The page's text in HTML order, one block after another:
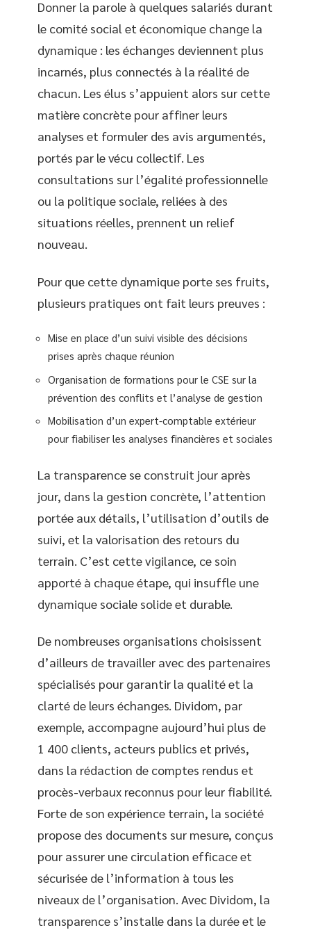
Donner la parole à quelques salariés durant
le comité social et économique change la
dynamique : les échanges deviennent plus
incarnés, plus connectés à la réalité de
chacun. Les élus s’appuient alors sur cette
matière concrète pour affiner leurs
analyses et formuler des avis argumentés,
portés par le vécu collectif. Les
consultations sur l’égalité professionnelle
ou la politique sociale, reliées à des
situations réelles, prennent un relief
nouveau.
Pour que cette dynamique porte ses fruits,
plusieurs pratiques ont fait leurs preuves :
Mise en place d’un suivi visible des décisions
prises après chaque réunion
Organisation de formations pour le CSE sur la
prévention des conflits et l’analyse de gestion
Mobilisation d’un expert-comptable extérieur
pour fiabiliser les analyses financières et sociales
La transparence se construit jour après
jour, dans la gestion concrète, l’attention
portée aux détails, l’utilisation d’outils de
suivi, et la valorisation des retours du
terrain. C’est cette vigilance, ce soin
apporté à chaque étape, qui insuffle une
dynamique sociale solide et durable.
De nombreuses organisations choisissent
d’ailleurs de travailler avec des partenaires
spécialisés pour garantir la qualité et la
clarté de leurs échanges. Dividom, par
exemple, accompagne aujourd’hui plus de
1 400 clients, acteurs publics et privés,
dans la rédaction de comptes rendus et
procès-verbaux reconnus pour leur fiabilité.
Forte de son expérience terrain, la société
propose des documents sur mesure, conçus
pour assurer une circulation efficace et
sécurisée de l’information à tous les
niveaux de l’organisation. Avec Dividom, la
transparence s’installe dans la durée et le